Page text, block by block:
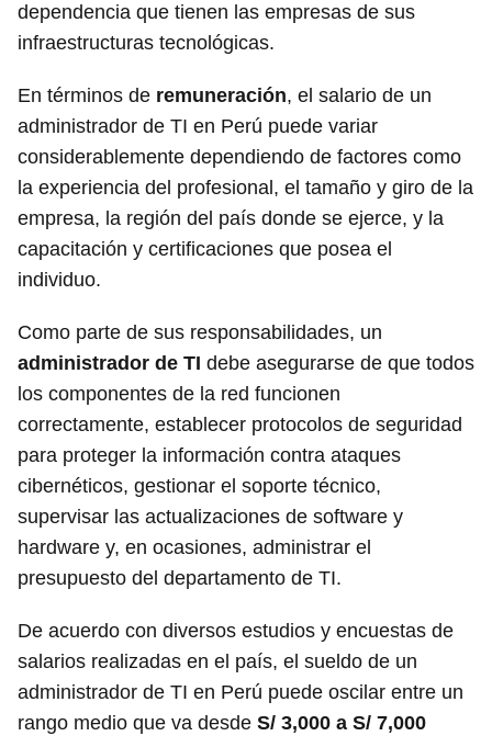
dependencia que tienen las empresas de sus
infraestructuras tecnológicas.
En términos de remuneración, el salario de un
administrador de TI en Perú puede variar
considerablemente dependiendo de factores como
la experiencia del profesional, el tamaño y giro de la
empresa, la región del país donde se ejerce, y la
capacitación y certificaciones que posea el
individuo.
Como parte de sus responsabilidades, un
administrador de TI debe asegurarse de que todos
los componentes de la red funcionen
correctamente, establecer protocolos de seguridad
para proteger la información contra ataques
cibernéticos, gestionar el soporte técnico,
supervisar las actualizaciones de software y
hardware y, en ocasiones, administrar el
presupuesto del departamento de TI.
De acuerdo con diversos estudios y encuestas de
salarios realizadas en el país, el sueldo de un
administrador de TI en Perú puede oscilar entre un
rango medio que va desde S/ 3,000 a S/ 7,000